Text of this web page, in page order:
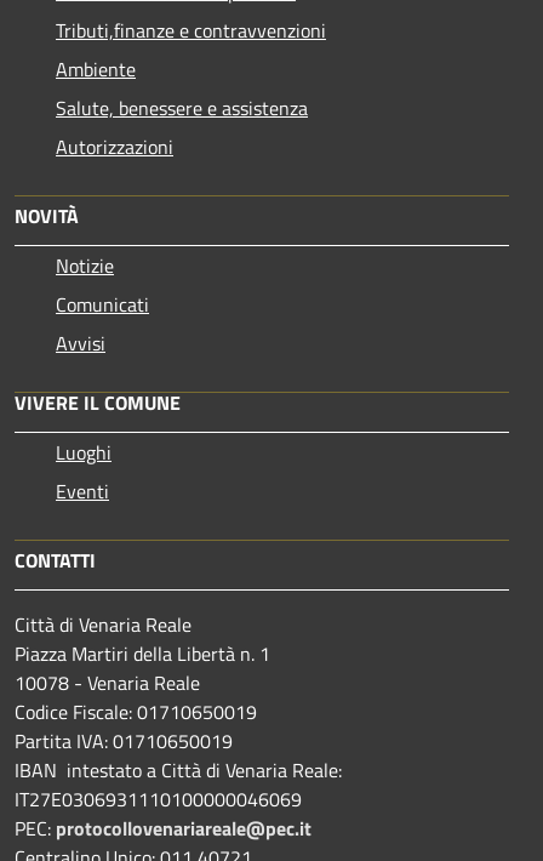
Tributi,finanze e contravvenzioni
Ambiente
Salute, benessere e assistenza
Autorizzazioni
NOVITÀ
Notizie
Comunicati
Avvisi
VIVERE IL COMUNE
Luoghi
Eventi
CONTATTI
Città di Venaria Reale
Piazza Martiri della Libertà n. 1
10078 - Venaria Reale
Codice Fiscale: 01710650019
Partita IVA: 01710650019
IBAN intestato a Città di Venaria Reale:
IT27E0306931110100000046069
PEC: protocollovenariareale@pec.it